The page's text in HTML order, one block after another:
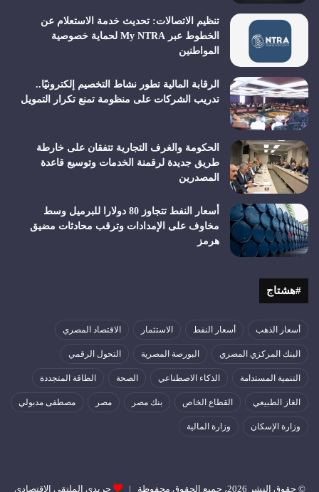
تنظيم الاتصالات: تحديث خدمة الاستعلام عن
الخطوط عبر My NTRA لحماية خصوصية
المواطنين
الرقابة المالية تطور نشاط التخصيم إلكترونيًا..
تدريب الشركات على منظومة تمنع تكرار التمويل
الحكومة والغرف التجارية تتفقان على خارطة
طريق جديدة لرقمنة الخدمات وتوسيع قاعدة
المصدرين
أسعار النفط تتجاوز 80 دولارا للبرميل وسط
مخاوف على الإمدادات وترقب محادثات مضيق
هرمز
#هشتاج
أسعار الذهب أسعار النفط الاستثمار الاقتصاد المصري
البنك المركزي المصري البورصة المصرية التحول الرقمي
التنمية المستدامة الذكاء الاصطناعي الصحة الطاقة المتجددة
الغاز الطبيعي القطاع الخاص بنك مصر مصر مصطفى مدبولي
وزارة الإسكان وزارة المالية
© حقوق النشر 2026، جميع الحقوق محفوظة | جريدى الملتقي الاقتصادي